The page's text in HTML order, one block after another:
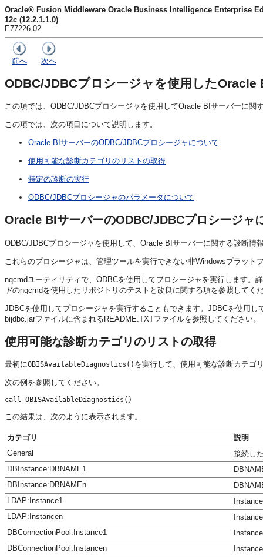
Oracle® Fusion Middleware Oracle Business Intelligence Enterprise
12c (12.2.1.1.0)
E77226-02
前へ 次へ
ODBC/JDBCプロシージャを使用したOracle
この項では、ODBC/JDBCプロシージャを使用してOracle BIサーバーに関
この項では、次の項目について説明します。
Oracle BIサーバーのODBC/JDBCプロシージャについて
使用可能な診断カテゴリのリストの取得
特定の診断の実行
ODBC/JDBCプロシージャのパラメータについて
Oracle BIサーバーのODBC/JDBCプロシージャ
ODBC/JDBCプロシージャを使用して、 Oracle BIサーバーに関する診断情
これらのプロシージャは、 管理ツールを実行できない非Windowsプラット
nqcmdユーティリティで、ODBCを使用してプロシージャを実行します。
ドのnqcmdを使用したリポジトリのテストと改良に関する項を参照してく
JDBCを使用してプロシージャを実行することもできます。JDBCを使用し
bijdbc.jarファイルに含まれるREADME.TXTファイルを参照してください。
使用可能な診断カテゴリのリストの取得
最初にOBISAvailableDiagnostics() を実行して、使用可能な診断カテゴ
次の例を参照してください。
この結果は、次のように表示されます。
カテゴリ
説明
General
接続し
DBInstance:DBNAME1
DBInstance:DBNAMEn
LDAP:Instance1
LDAP:Instancen
DBConnectionPool:Instance1
DBConnectionPool:Instancen